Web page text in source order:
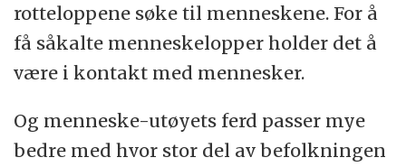
rotteloppene søke til menneskene. For å
få såkalte menneskelopper holder det å
være i kontakt med mennesker.
Og menneske-utøyets ferd passer mye
bedre med hvor stor del av befolkningen